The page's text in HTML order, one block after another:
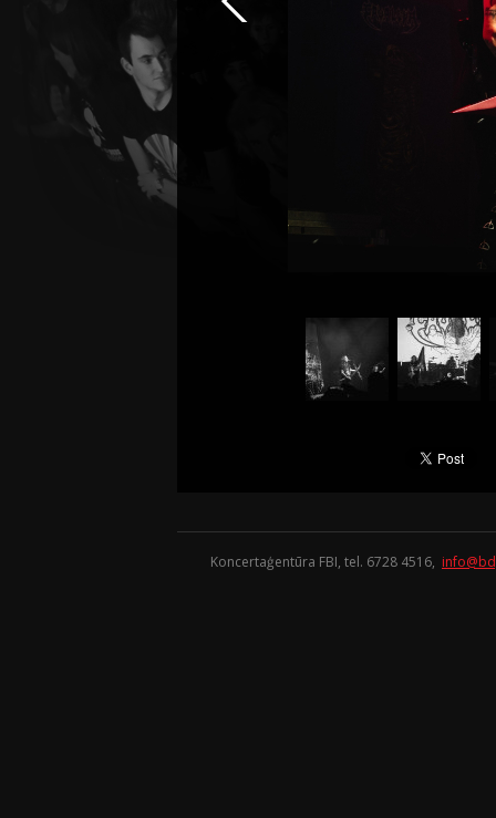
Koncertaģentūra FBI, tel. 6728 4516,